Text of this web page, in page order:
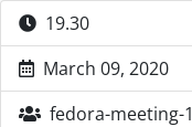
19.30
March 09, 2020
fedora-meeting-1